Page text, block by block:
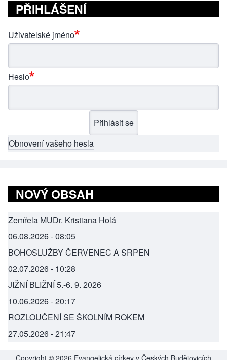
PŘIHLÁŠENÍ
Uživatelské jméno
Heslo
Obnovení vašeho hesla
NOVÝ OBSAH
Zemřela MUDr. Kristiana Holá
06.08.2026 - 08:05
BOHOSLUŽBY ČERVENEC A SRPEN
02.07.2026 - 10:28
JIŽNÍ BLIŽNÍ 5.-6. 9. 2026
10.06.2026 - 20:17
ROZLOUČENÍ SE ŠKOLNÍM ROKEM
27.05.2026 - 21:47
Copyright © 2026 Evangelická církev v Českých Budějovicích